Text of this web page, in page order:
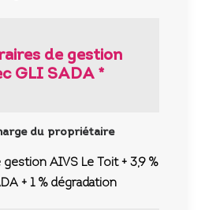
de gestion
GLI SADA *
du propriétaire
AIVS Le Toit + 3,9 %
+ 1 % dégradation